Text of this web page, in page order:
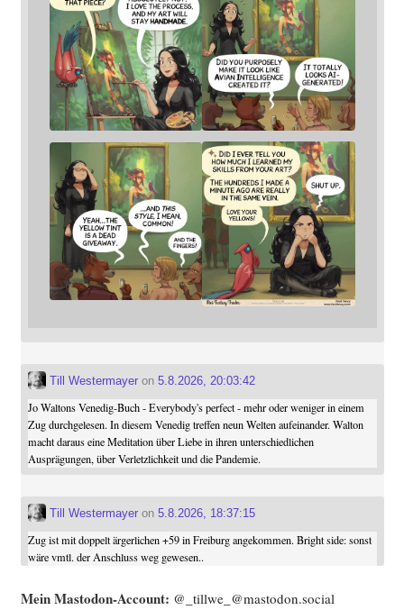
Till Westermayeron 5.8.2026, 20:03:42
Jo Waltons Venedig-Buch - Everybody's perfect - mehr oder weniger in einem
Zug durchgelesen. In diesem Venedig treffen neun Welten aufeinander. Walton
macht daraus eine Meditation über Liebe in ihren unterschiedlichen
Ausprägungen, über Verletzlichkeit und die Pandemie.
Till Westermayeron 5.8.2026, 18:37:15
Zug ist mit doppelt ärgerlichen +59 in Freiburg angekommen. Bright side: sonst
wäre vmtl. der Anschluss weg gewesen..
Mein Mast­o­don-Account: @_tillwe_@mastodon.social